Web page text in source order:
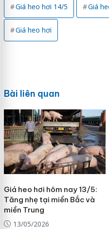
Giá heo hơi 14/5 Giá
Giá heo hơi
Bài liên quan
Giá heo hơi hôm nay 13/5:
Tăng nhẹ tại miền Bắc và
miền Trung
13/05/2026